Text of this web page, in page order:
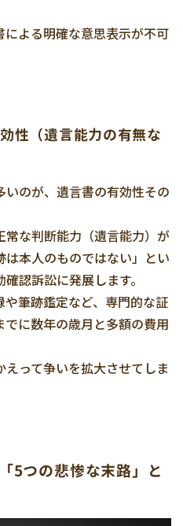
よる明確な意思表示が不可
性（遺言能力の有無な
のが、遺言書の有効性その
常な判断能力（遺言能力）が
本人のものではない」とい
認訴訟に発展します。
筆跡鑑定など、専門的な証
に数年の歳月と多額の費用
って争いを拡大させてしま
5つの悲惨な末路」と